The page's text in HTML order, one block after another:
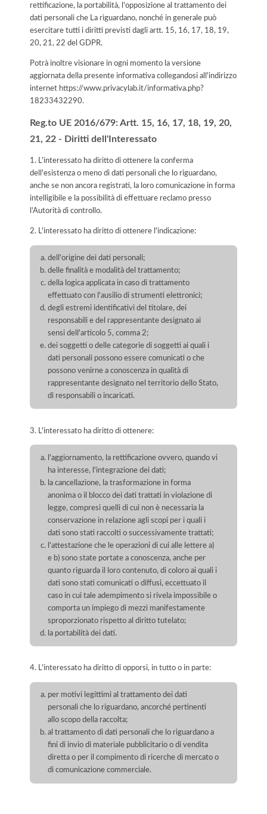
rettificazione, la portabilità, l'opposizione al trattamento dei
dati personali che La riguardano, nonché in generale può
esercitare tutti i diritti previsti dagli artt. 15, 16, 17, 18, 19,
20, 21, 22 del GDPR.
Potrà inoltre visionare in ogni momento la versione
aggiornata della presente informativa collegandosi all'indirizzo
internet https://www.privacylab.it/informativa.php?
18233432290.
Reg.to UE 2016/679: Artt. 15, 16, 17, 18, 19, 20,
21, 22 - Diritti dell'Interessato
1. L'interessato ha diritto di ottenere la conferma
dell'esistenza o meno di dati personali che lo riguardano,
anche se non ancora registrati, la loro comunicazione in forma
intelligibile e la possibilità di effettuare reclamo presso
l’Autorità di controllo.
2. L'interessato ha diritto di ottenere l'indicazione:
dell'origine dei dati personali;
delle finalità e modalità del trattamento;
della logica applicata in caso di trattamento
effettuato con l'ausilio di strumenti elettronici;
degli estremi identificativi del titolare, dei
responsabili e del rappresentante designato ai
sensi dell'articolo 5, comma 2;
dei soggetti o delle categorie di soggetti ai quali i
dati personali possono essere comunicati o che
possono venirne a conoscenza in qualità di
rappresentante designato nel territorio dello Stato,
di responsabili o incaricati.
3. L'interessato ha diritto di ottenere:
l'aggiornamento, la rettificazione ovvero, quando vi
ha interesse, l'integrazione dei dati;
la cancellazione, la trasformazione in forma
anonima o il blocco dei dati trattati in violazione di
legge, compresi quelli di cui non è necessaria la
conservazione in relazione agli scopi per i quali i
dati sono stati raccolti o successivamente trattati;
l'attestazione che le operazioni di cui alle lettere a)
e b) sono state portate a conoscenza, anche per
quanto riguarda il loro contenuto, di coloro ai quali i
dati sono stati comunicati o diffusi, eccettuato il
caso in cui tale adempimento si rivela impossibile o
comporta un impiego di mezzi manifestamente
sproporzionato rispetto al diritto tutelato;
la portabilità dei dati.
4. L'interessato ha diritto di opporsi, in tutto o in parte:
per motivi legittimi al trattamento dei dati
personali che lo riguardano, ancorché pertinenti
allo scopo della raccolta;
al trattamento di dati personali che lo riguardano a
fini di invio di materiale pubblicitario o di vendita
diretta o per il compimento di ricerche di mercato o
di comunicazione commerciale.